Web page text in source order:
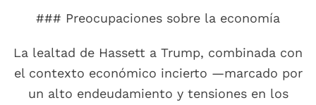
### Preocupaciones sobre la economía
La lealtad de Hassett a Trump, combinada con
el contexto económico incierto —marcado por
un alto endeudamiento y tensiones en los